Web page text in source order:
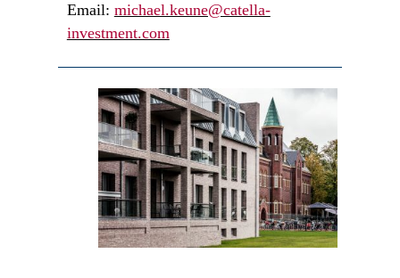
Email: michael.keune@catella-
investment.com